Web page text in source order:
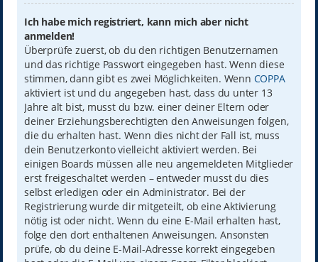
Ich habe mich registriert, kann mich aber nicht
anmelden!
Überprüfe zuerst, ob du den richtigen Benutzernamen
und das richtige Passwort eingegeben hast. Wenn diese
stimmen, dann gibt es zwei Möglichkeiten. Wenn COPPA
aktiviert ist und du angegeben hast, dass du unter 13
Jahre alt bist, musst du bzw. einer deiner Eltern oder
deiner Erziehungsberechtigten den Anweisungen folgen,
die du erhalten hast. Wenn dies nicht der Fall ist, muss
dein Benutzerkonto vielleicht aktiviert werden. Bei
einigen Boards müssen alle neu angemeldeten Mitglieder
erst freigeschaltet werden – entweder musst du dies
selbst erledigen oder ein Administrator. Bei der
Registrierung wurde dir mitgeteilt, ob eine Aktivierung
nötig ist oder nicht. Wenn du eine E-Mail erhalten hast,
folge den dort enthaltenen Anweisungen. Ansonsten
prüfe, ob du deine E-Mail-Adresse korrekt eingegeben